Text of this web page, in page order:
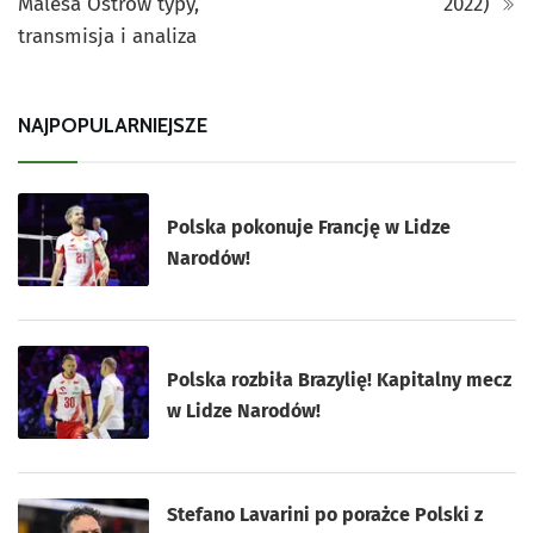
transmisja i analiza
NAJPOPULARNIEJSZE
Polska pokonuje Francję w Lidze
Narodów!
Polska rozbiła Brazylię! Kapitalny mecz
w Lidze Narodów!
Stefano Lavarini po porażce Polski z